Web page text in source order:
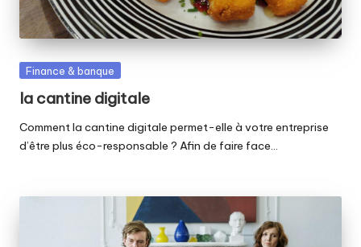
Posted
Finance & banque
la cantine digitale
Comment la cantine digitale permet-elle à votre entreprise
d’être plus éco-responsable ? Afin de faire face…